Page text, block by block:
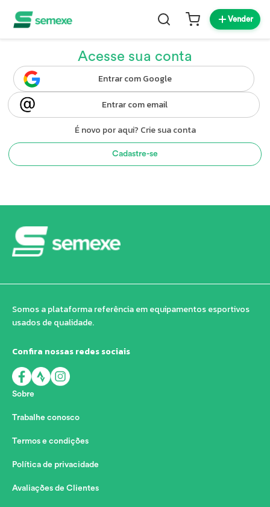
Vender
Acesse sua conta
Entrar com Google
Entrar com email
É novo por aqui? Crie sua conta
Cadastre-se
Somos a plataforma referência em equipamentos esportivos
usados de qualidade.
Confira nossas redes sociais
Sobre
Trabalhe conosco
Termos e condições
Política de privacidade
Avaliações de Clientes